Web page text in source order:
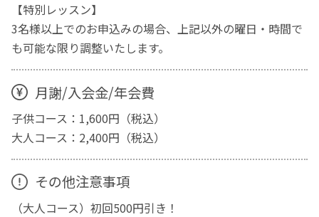
【特別レッスン】
3名様以上でのお申込みの場合、上記以外の曜日・時間で
も可能な限り調整いたします。
月謝/入会金/年会費
子供コース：1,600円（税込）
大人コース：2,400円（税込）
その他注意事項
（大人コース）初回500円引き！